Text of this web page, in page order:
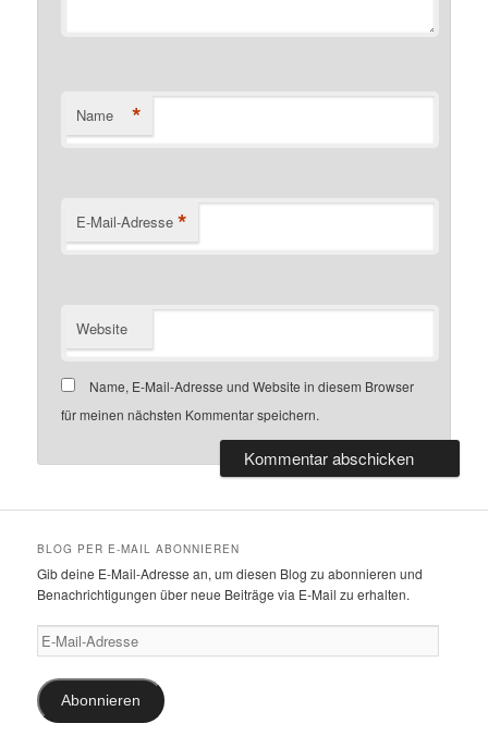
Name *
E-Mail-Adresse *
Website
Name, E-Mail-Adresse und Website in diesem Browser
für meinen nächsten Kommentar speichern.
BLOG PER E-MAIL ABONNIEREN
Gib deine E-Mail-Adresse an, um diesen Blog zu abonnieren und
Benachrichtigungen über neue Beiträge via E-Mail zu erhalten.
E-
Mail-
Adresse
Abonnieren